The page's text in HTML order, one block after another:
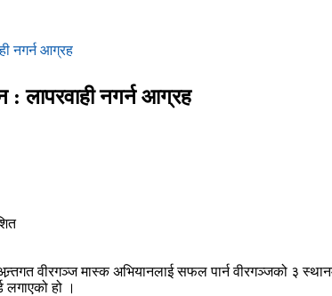
नगर्न आग्रह
: लापरवाही नगर्न आग्रह
वीरगञ्ज मास्क अभियानलाई सफल पार्न वीरगञ्जको ३
लगाएको हो ।